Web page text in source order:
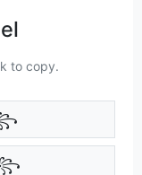
to copy.